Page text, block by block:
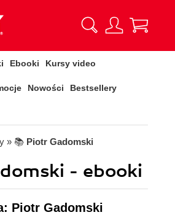
Ebooki Kursy video
Nowości Bestsellery
» 📚 Piotr Gadomski
- ebooki
Piotr Gadomski